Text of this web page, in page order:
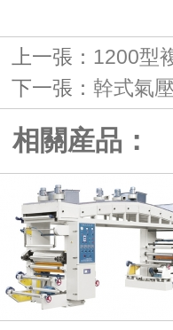
上一張： 1200型
下一張： 幹式氣
相關産品：